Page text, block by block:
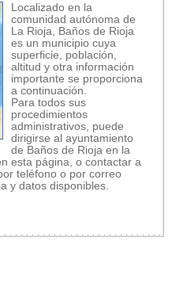
Localizado en la
comunidad autónoma de
La Rioja, Baños de Rioja
es un municipio cuya
superficie, población,
altitud y otra información
importante se proporciona
a continuación.
Para todos sus
procedimientos
administrativos, puede
dirigirse al ayuntamiento
de Baños de Rioja en la
esta página, o contactar a
teléfono o por correo
y datos disponibles.